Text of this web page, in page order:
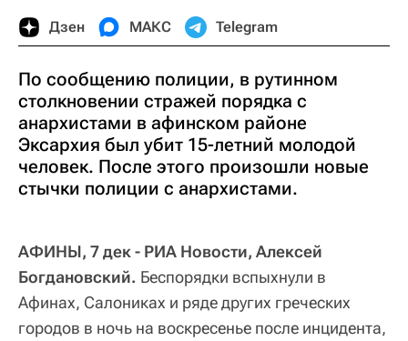
Дзен МАКС Telegram
По сообщению полиции, в рутинном
столкновении стражей порядка с
анархистами в афинском районе
Эксархия был убит 15-летний молодой
человек. После этого произошли новые
стычки полиции с анархистами.
АФИНЫ, 7 дек - РИА Новости, Алексей
Богдановский. Беспорядки вспыхнули в
Афинах, Салониках и ряде других греческих
городов в ночь на воскресенье после инцидента,